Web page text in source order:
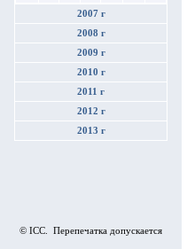
2007 г
2008 г
2009 г
2010 г
2011 г
2012 г
2013 г
© ICC. Перепечатка допускается